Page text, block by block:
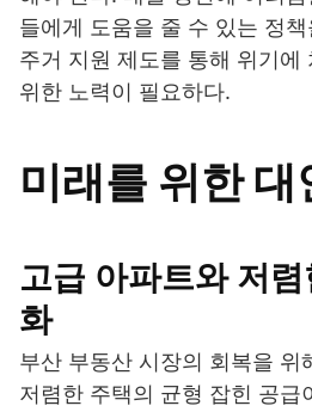
들에게 도움을 줄 수 있는 정
주거 지원 제도를 통해 위기에
위한 노력이 필요하다.
미래를 위한 대
고급 아파트와 저
화
부산 부동산 시장의 회복을 위
저렴한 주택의 균형 잡힌 공급